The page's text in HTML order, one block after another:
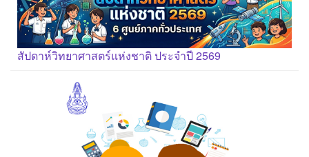
สัปดาห์วิทยาศาสตร์แห่งชาติ ประจำปี 2569